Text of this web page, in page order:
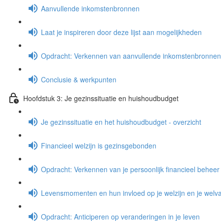
Aanvullende inkomstenbronnen
Laat je inspireren door deze lijst aan mogelijkheden
Opdracht: Verkennen van aanvullende inkomstenbronnen
Conclusie & werkpunten
Hoofdstuk 3: Je gezinssituatie en huishoudbudget
Je gezinssituatie en het huishoudbudget - overzicht
Financieel welzijn is gezinsgebonden
Opdracht: Verkennen van je persoonlijk financieel beheer
Levensmomenten en hun invloed op je welzijn en je
Opdracht: Anticiperen op veranderingen in je leven